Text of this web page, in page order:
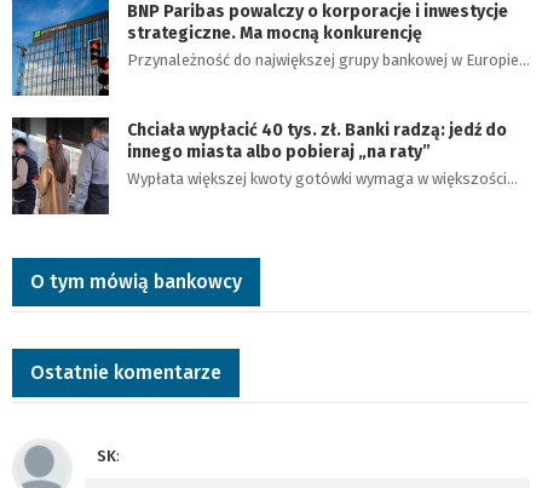
BNP Paribas powalczy o korporacje i inwestycje
strategiczne. Ma mocną konkurencję
Przynależność do największej grupy bankowej w Europie…
Chciała wypłacić 40 tys. zł. Banki radzą: jedź do
innego miasta albo pobieraj „na raty”
Wypłata większej kwoty gotówki wymaga w większości…
O tym mówią bankowcy
Ostatnie komentarze
SK: